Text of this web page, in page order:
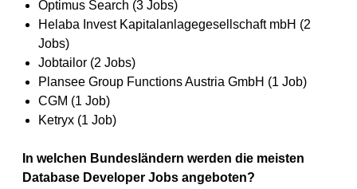
Optimus Search (3 Jobs)
Helaba Invest Kapitalanlagegesellschaft mbH (2
Jobs)
Jobtailor (2 Jobs)
Plansee Group Functions Austria GmbH (1 Job)
CGM (1 Job)
Ketryx (1 Job)
In welchen Bundesländern werden die meisten
Database Developer Jobs angeboten?